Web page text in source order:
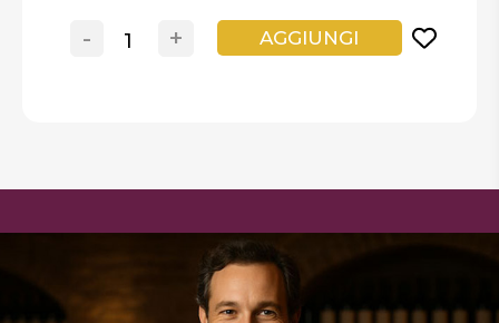
+
- AGGIUNGI